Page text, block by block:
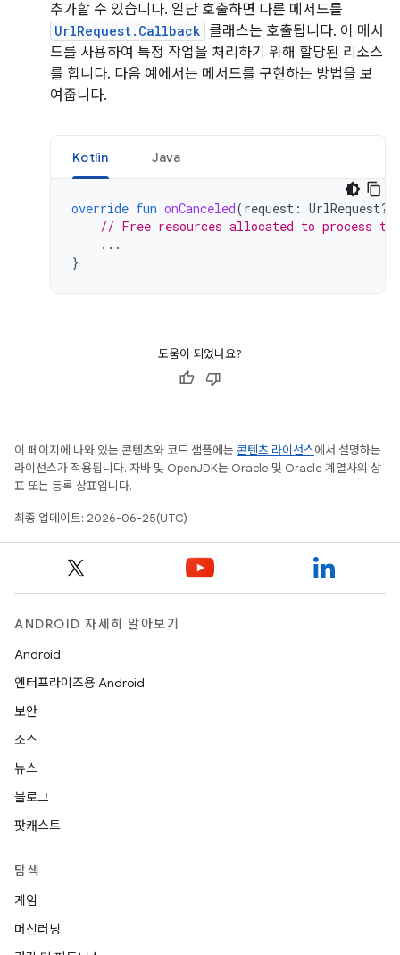
추가할 수 있습니다. 일단 호출하면 다른 메서드를
UrlRequest.Callback 클래스는 호출됩니다. 이 메서
드를 사용하여 특정 작업을 처리하기 위해 할당된 리소스
를 합니다. 다음 예에서는 메서드를 구현하는 방법을 보
여줍니다.
Kotlin Java
override fun onCanceled(request : UrlRequest?,
// Free resources allocated to process
...
}
도움이 되었나요?
이 페이지에 나와 있는 콘텐츠와 코드 샘플에는 콘텐츠 라이선스에서 설명하는
라이선스가 적용됩니다. 자바 및 OpenJDK는 Oracle 및 Oracle 계열사의 상
표 또는 등록 상표입니다.
최종 업데이트: 2026-06-25(UTC)
ANDROID 자세히 알아보기
Android
엔터프라이즈용 Android
보안
소스
뉴스
블로그
팟캐스트
탐색
게임
머신러닝